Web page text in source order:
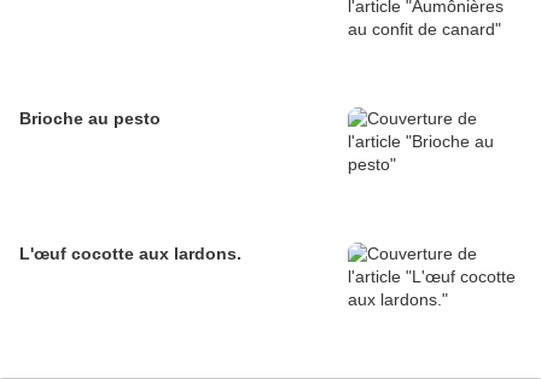
Brioche au pesto
L'œuf cocotte aux lardons.